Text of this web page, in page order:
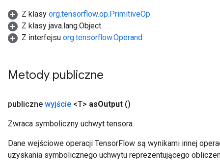
Z klasy org.tensorflow.op.PrimitiveOp
Z klasy java.lang.Object
Z interfejsu org.tensorflow.Operand
Metody publiczne
publiczne wyjście <T> asOutput ()
Zwraca symboliczny uchwyt tensora.
Dane wejściowe operacji TensorFlow są wynikami innej
uzyskania symbolicznego uchwytu reprezentującego